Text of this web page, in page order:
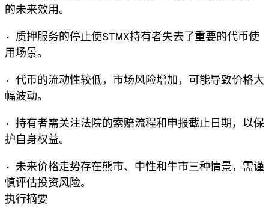
的未来效用。
• 质押服务的停止使STMX持有者失去了重要的代币使
用场景。
• 代币的流动性较低，市场风险增加，可能导致价格大
幅波动。
• 持有者需关注法院的索赔流程和申报截止日期，以保
护自身权益。
• 未来价格走势存在熊市、中性和牛市三种情景，需谨
慎评估投资风险。
执行摘要